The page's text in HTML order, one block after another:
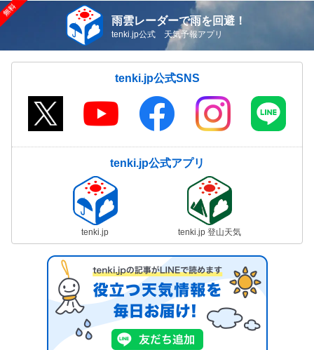
雨雲レーダーで雨を回避！
tenki.jp公式 天気予報アプリ
tenki.jp公式SNS
tenki.jp公式アプリ
tenki.jp tenki.jp 登山天気